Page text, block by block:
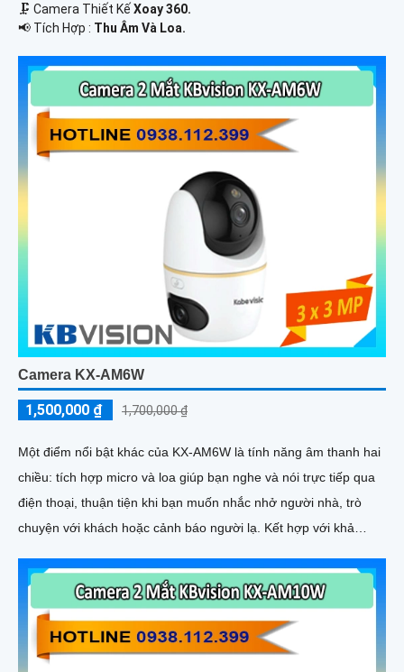
🗜️ Camera Thiết Kế Xoay 360.
️📢 Tích Hợp : Thu Âm Và Loa.
Camera KX-AM6W
1,500,000 ₫ 1,700,000 ₫
Một điểm nổi bật khác của KX‑AM6W là tính năng âm thanh hai
chiều: tích hợp micro và loa giúp bạn nghe và nói trực tiếp qua
điện thoại, thuận tiện khi bạn muốn nhắc nhở người nhà, trò
chuyện với khách hoặc cảnh báo người lạ. Kết hợp với khả
giải pháp giám sát thông minh, gọn nhẹ mà vô cùng hiệu quả